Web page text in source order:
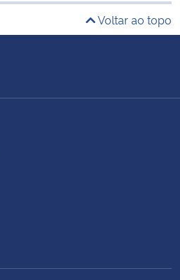
Voltar ao topo